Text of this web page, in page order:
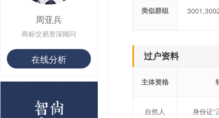
用户 S**19 购买 T***
用户 S**22 购买 茶***
周亚兵
商标交易资深顾问
在线分析
类似群组
过户资料
主体资格
自然人 身份证“